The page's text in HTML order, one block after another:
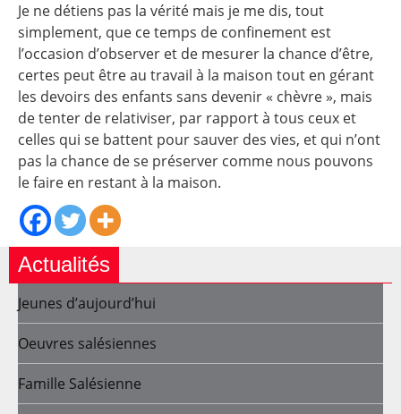
Je ne détiens pas la vérité mais je me dis, tout
simplement, que ce temps de confinement est
l’occasion d’observer et de mesurer la chance d’être,
certes peut être au travail à la maison tout en gérant
les devoirs des enfants sans devenir « chèvre », mais
de tenter de relativiser, par rapport à tous ceux et
celles qui se battent pour sauver des vies, et qui n’ont
pas la chance de se préserver comme nous pouvons
le faire en restant à la maison.
Actualités
Jeunes d’aujourd’hui
Oeuvres salésiennes
Famille Salésienne